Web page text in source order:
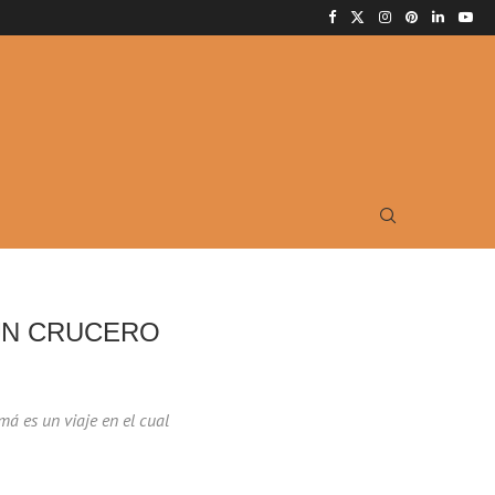
CRUCERO
es un viaje en el cual